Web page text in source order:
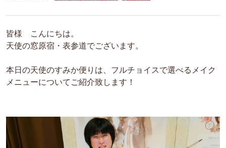
皆様 こんにちは。
天使の窓原宿・表参道でございます。
本日の天使のすみか便りは、フルチョイスで選べるメイク
メニューについてご紹介致します！